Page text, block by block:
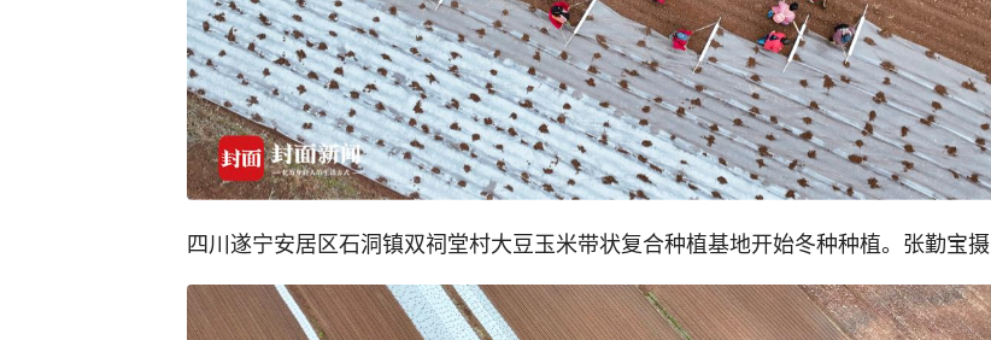
四川遂宁安居区石洞镇双祠堂村大豆玉米带状复合种植基地开始冬种种植。张勤宝摄